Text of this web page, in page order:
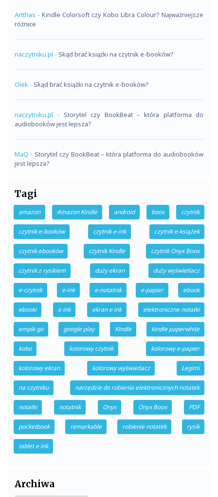
Artthas - Kindle Colorsoft czy Kobo Libra Colour? Najważniejsze
różnice
naczytniku.pl - Skąd brać książki na czytnik e-booków?
Olek - Skąd brać książki na czytnik e-booków?
naczytniku.pl - Storytel czy BookBeat – która platforma do
audiobooków jest lepsza?
MaQ - Storytel czy BookBeat – która platforma do audiobooków
jest lepsza?
Tagi
amazon Amazon Kindle android boox czytnik
czytnik e-booków czytnik e-ink czytnik e-książek
czytnik ebooków czytnik Kindle czytnik Onyx Boox
czytnik z rysikiem duży ekran duży wyświetlacz
e-czytnik e-ink e-notatnik e-papier ebook
ebooki e ink ekran e ink elektroniczne notatki
empik go google play Kindle kindle paperwhite
kobo kolorowy czytnik kolorowy e-papier
kolorowy ekran kolorowy wyświetlacz Legimi
na czytniku narzędzie do robienia elektronicznych notatek
notatki notatnik Onyx Onyx Boox PDF
pocketbook remarkable robienie notatek rysik
tablet e ink
Archiwa